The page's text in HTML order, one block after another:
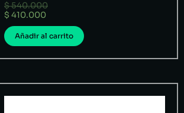
$540.000
$ 410.000
Añadir al carrito